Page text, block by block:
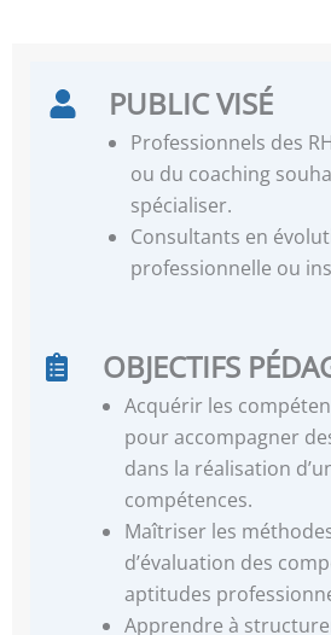
PUBLIC VISÉ
Professionnels des
ou du coaching
spécialiser.
Consultants en
professionnelle ou
OBJECTIFS
Acquérir les
pour accompagner
dans la réalisation
compétences.
Maîtriser les
d’évaluation des
aptitudes
Apprendre à